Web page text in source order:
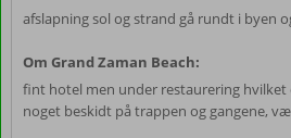
afslapning sol og strand gå rundt i byen
Om Grand Zaman Beach:
fint hotel men under restaurering
noget beskidt på trappen og gangene,